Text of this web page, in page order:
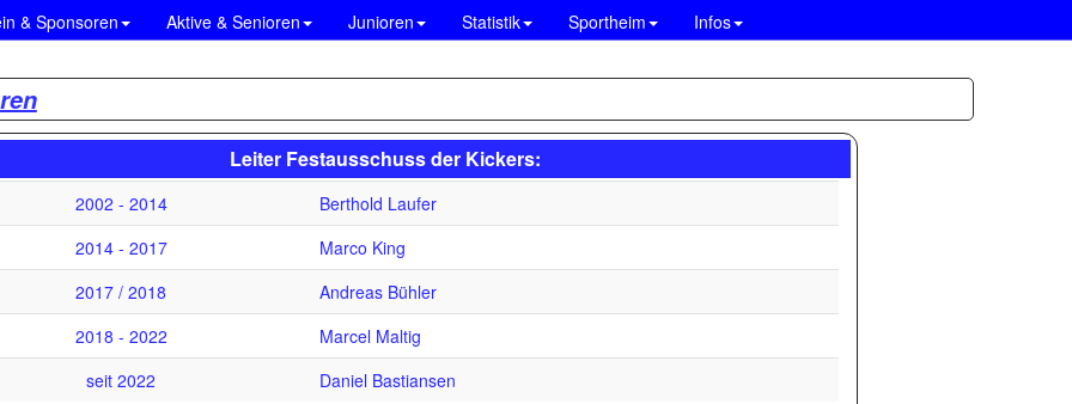
& Sponsoren Aktive & Senioren Junioren Statistik Sportheim Infos
Leiter Festausschuss der Kickers:
2002 - 2014
Berthold Laufer
2014 - 2017
Marco King
2017 / 2018
Andreas Bühler
2018 - 2022
Marcel Maltig
seit 2022
Daniel Bastiansen